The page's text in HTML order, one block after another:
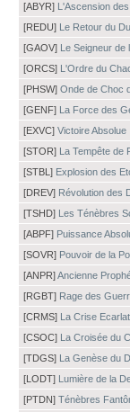
[ABYR] L'Ascension
[REDU] Le Retour du
[GAOV] Le Seigneur de
[ORCS] L'Ordre du
[PHSW] Onde de Choc
[GENF] La Force des
[EXVC] Victoire Absolue
[STOR] La Tempête de
[STBL] Explosion des
[DREV] Révolution des
[TSHD] Les Ténèbres
[ABPF] Puissance
[SOVR] Pouvoir de la
[ANPR]Ancienne
[RGBT] Rage des
[CRMS] La Crise
[CSOC] La Croisée du
[TDGS] La Genèse du
[LODT] Lumière de la
[PTDN] Ténèbres